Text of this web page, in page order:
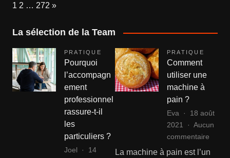
Page:
1 2 … 272 Next
»
La sélection de la Team
PRATIQUE
Pourquoi
l’accompagn
ement
professionnel
rassure-t-il
les
particuliers ?
Joel
14
PRATIQUE
Comment
utiliser une
machine à
pain ?
Eva
18 août
2021
Aucun
commentaire
La machine à pain est l’un